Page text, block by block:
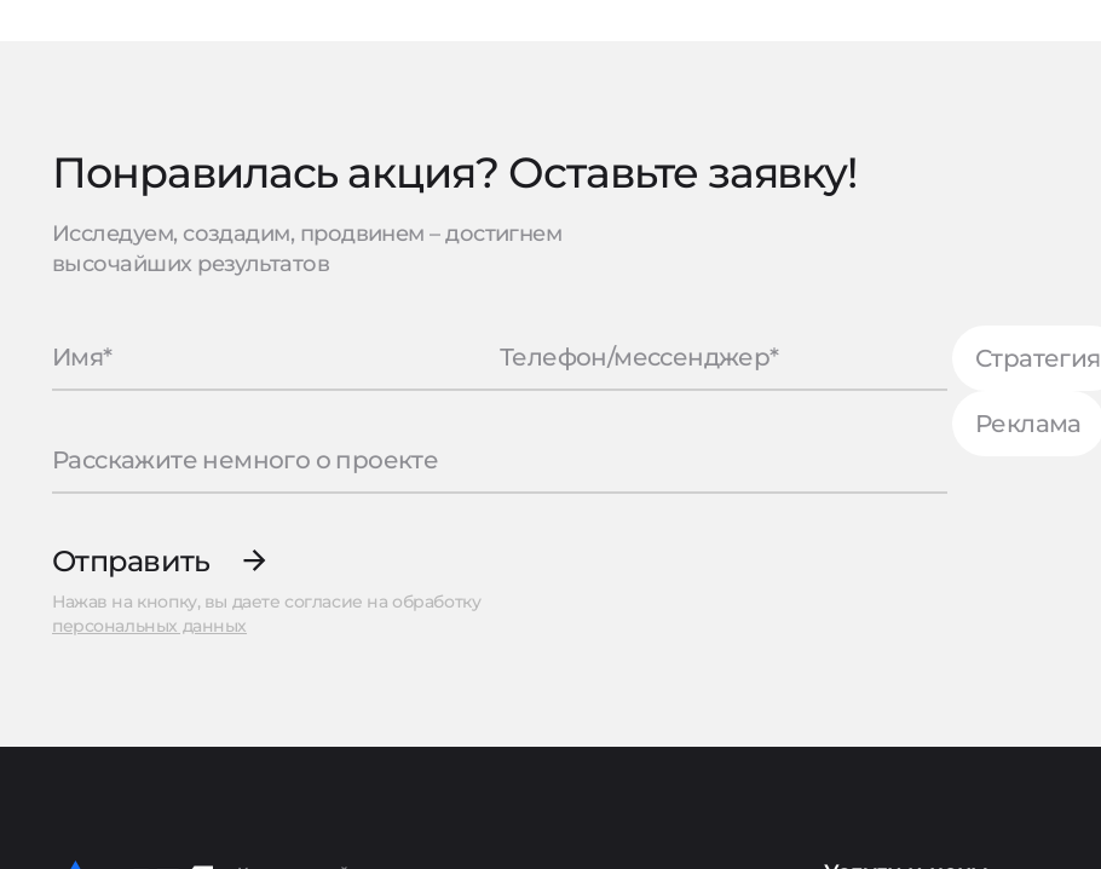
Понравилась акция? Оставьте заявку!
Исследуем, создадим, продвинем – достигнем
высочайших результатов
Отправить
Нажав на кнопку, вы даете согласие на обработку
персональных данных
Стратегия
Реклама